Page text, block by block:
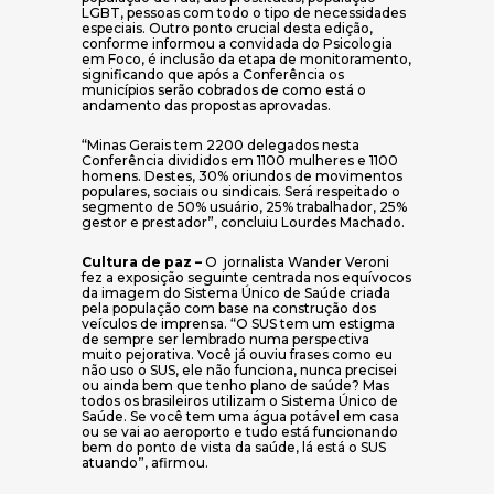
LGBT, pessoas com todo o tipo de necessidades
especiais. Outro ponto crucial desta edição,
conforme informou a convidada do Psicologia
em Foco, é inclusão da etapa de monitoramento,
significando que após a Conferência os
municípios serão cobrados de como está o
andamento das propostas aprovadas.
“Minas Gerais tem 2200 delegados nesta
Conferência divididos em 1100 mulheres e 1100
homens. Destes, 30% oriundos de movimentos
populares, sociais ou sindicais. Será respeitado o
segmento de 50% usuário, 25% trabalhador, 25%
gestor e prestador”, concluiu Lourdes Machado.
Cultura de paz – O jornalista Wander Veroni
fez a exposição seguinte centrada nos equívocos
da imagem do Sistema Único de Saúde criada
pela população com base na construção dos
veículos de imprensa. “O SUS tem um estigma
de sempre ser lembrado numa perspectiva
muito pejorativa. Você já ouviu frases como eu
não uso o SUS, ele não funciona, nunca precisei
ou ainda bem que tenho plano de saúde? Mas
todos os brasileiros utilizam o Sistema Único de
Saúde. Se você tem uma água potável em casa
ou se vai ao aeroporto e tudo está funcionando
bem do ponto de vista da saúde, lá está o SUS
atuando”, afirmou.